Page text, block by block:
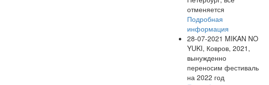
отменяется
Подробная
информация
28-07-2021 MIKAN NO
YUKI, Ковров, 2021,
вынужденно
переносим фестиваль
на 2022 год